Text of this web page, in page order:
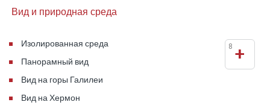
Вид и природная среда
Изолированная среда
Панорамный вид
Вид на горы Галилеи
Вид на Хермон
+
8